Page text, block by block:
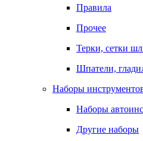
Правила
Прочее
Терки, сетки
Шпатели,
Наборы
Наборы
Другие наборы